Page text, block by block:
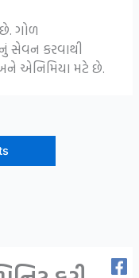
ગોળ
સેવન કરવાથી
એનિમિયા મટે છે.